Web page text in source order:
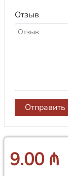
Отзыв
Отправить
9.00 ₼